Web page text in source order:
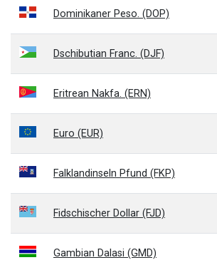
Dominikaner Peso. (DOP)
Dschibutian Franc. (DJF)
Eritrean Nakfa. (ERN)
Euro (EUR)
Falklandinseln Pfund (FKP)
Fidschischer Dollar (FJD)
Gambian Dalasi (GMD)